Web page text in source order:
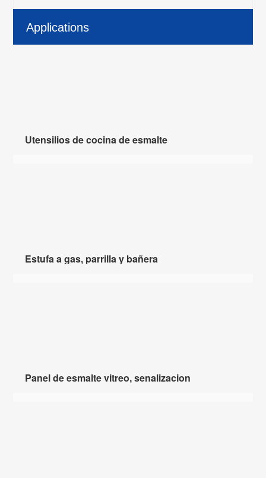
Applications
Utensilios de cocina de esmalte
Estufa a gas, parrilla y bañera
Panel de esmalte vitreo, senalizacion